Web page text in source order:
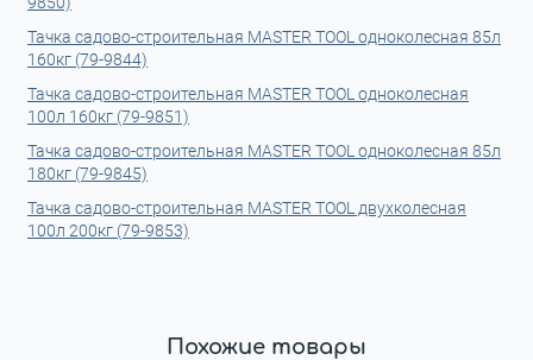
Тачка садово-строительная MASTER TOOL одноколесная 85л
160кг (79-9844)
Тачка садово-строительная MASTER TOOL одноколесная
100л 160кг (79-9851)
Тачка садово-строительная MASTER TOOL одноколесная 85л
180кг (79-9845)
Тачка садово-строительная MASTER TOOL двухколесная
100л 200кг (79-9853)
Похожие товары